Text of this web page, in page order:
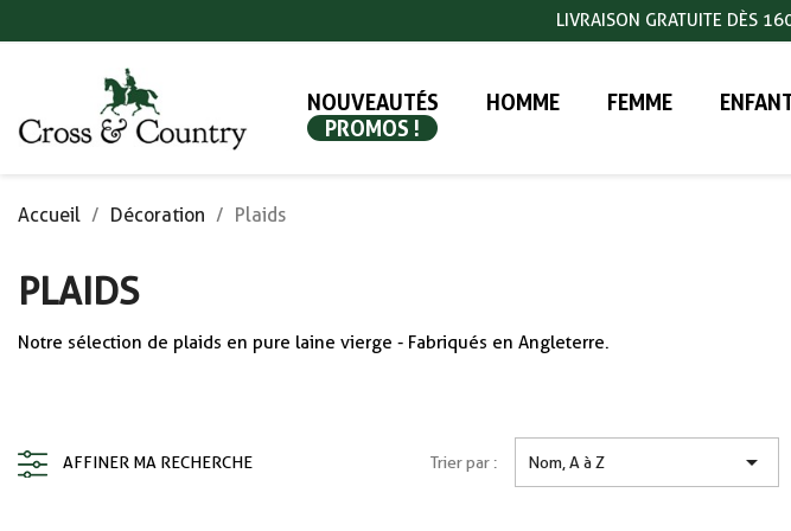
LIVRAISON GRATUITE DÈS
NOUVEAUTÉS HOMME FEMME
PROMOS !
Accueil Décoration Plaids
PLAIDS
Notre sélection de plaids en pure laine vierge - Fabriqués en Angleterre.
AFFINER MA RECHERCHE Trier par : Nom, A à Z 